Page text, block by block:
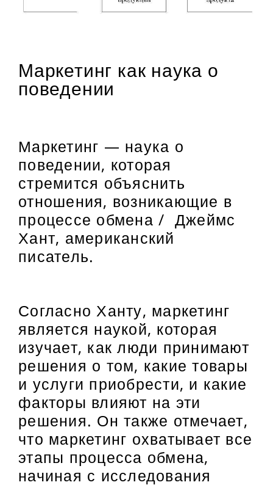
Маркетинг как наука о
поведении
Маркетинг — наука о
поведении, которая
стремится объяснить
отношения, возникающие в
процессе обмена / Джеймс
Хант, американский
писатель.
Согласно Ханту, маркетинг
является наукой, которая
изучает, как люди принимают
решения о том, какие товары
и услуги приобрести, и какие
факторы влияют на эти
решения. Он также отмечает,
что маркетинг охватывает все
этапы процесса обмена,
начиная с исследования